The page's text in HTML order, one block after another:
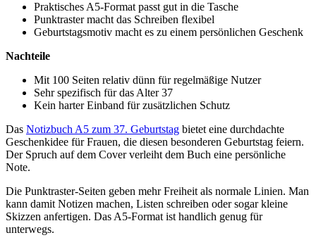
Praktisches A5-Format passt gut in die Tasche
Punktraster macht das Schreiben flexibel
Geburtstagsmotiv macht es zu einem persönlichen Geschenk
Nachteile
Mit 100 Seiten relativ dünn für regelmäßige Nutzer
Sehr spezifisch für das Alter 37
Kein harter Einband für zusätzlichen Schutz
Das Notizbuch A5 zum 37. Geburtstag bietet eine durchdachte
Geschenkidee für Frauen, die diesen besonderen Geburtstag feiern.
Der Spruch auf dem Cover verleiht dem Buch eine persönliche
Note.
Die Punktraster-Seiten geben mehr Freiheit als normale Linien. Man
kann damit Notizen machen, Listen schreiben oder sogar kleine
Skizzen anfertigen. Das A5-Format ist handlich genug für
unterwegs.